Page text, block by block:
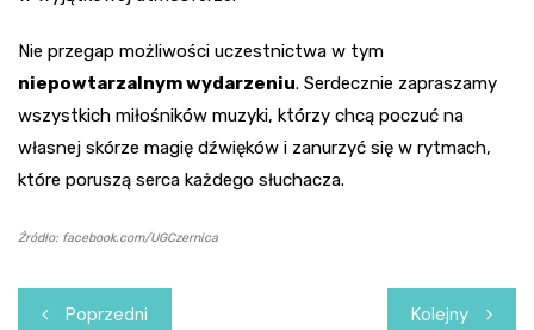
Nie przegap możliwości uczestnictwa w tym
niepowtarzalnym wydarzeniu. Serdecznie zapraszamy
wszystkich miłośników muzyki, którzy chcą poczuć na
własnej skórze magię dźwięków i zanurzyć się w rytmach,
które poruszą serca każdego słuchacza.
Źródło: facebook.com/UGCzernica
Nawigacja
Poprzedni Kolejny